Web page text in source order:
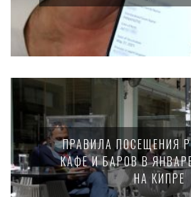
ПРАВИЛА ПОСЕЩЕНИЯ
КАФЕ И БАРОВ В
НА КИПРЕ